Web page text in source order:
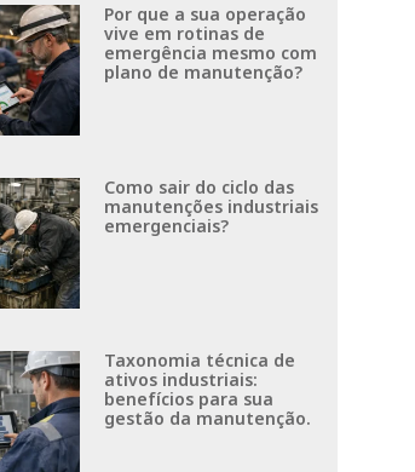
Por que a sua operação
vive em rotinas de
emergência mesmo com
plano de manutenção?
Como sair do ciclo das
manutenções industriais
emergenciais?
Taxonomia técnica de
ativos industriais:
benefícios para sua
gestão da manutenção.